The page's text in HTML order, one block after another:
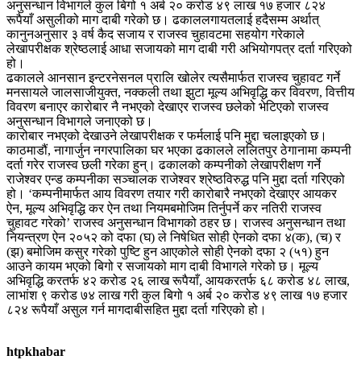
अनुसन्धान विभागले कुल बिगो १ अर्ब २० करोड ४९ लाख १७ हजार ८२४
रूपैयाँ असुलीको माग दाबी गरेको छ। ढकाललगायतलाई हदैसम्म अर्थात्
कानुनअनुसार ३ वर्ष कैद सजाय र राजस्व चुहावटमा सहयोग गरेकाले
लेखापरीक्षक श्रेष्ठलाई आधा सजायको माग दाबी गरी अभियोगपत्र दर्ता गरिएको
हो।
ढकालले आनसान इन्टरनेसनल प्रालि खोलेर त्यसैमार्फत राजस्व चुहावट गर्ने
मनसायले जालसाजीयुक्त, नक्कली तथा झुटा मूल्य अभिवृद्धि कर विवरण, वित्तीय
विवरण बनाएर कारोबार नै नभएको देखाएर राजस्व छलेको भेटिएको राजस्व
अनुसन्धान विभागले जनाएको छ।
कारोबार नभएको देखाउने लेखापरीक्षक र फर्मलाई पनि मुद्दा चलाइएको छ।
काठमाडौं, नागार्जुन नगरपालिका घर भएका ढकालले ललितपुर ठेगानामा कम्पनी
दर्ता गरेर राजस्व छली गरेका हुन्। ढकालको कम्पनीको लेखापरीक्षण गर्ने
राजेश्वर एन्ड कम्पनीका सञ्चालक राजेश्वर श्रेष्ठविरुद्ध पनि मुद्दा दर्ता गरिएको
हो। ‘कम्पनीमार्फत आय विवरण तयार गरी कारोबारै नभएको देखाएर आयकर
ऐन, मूल्य अभिवृद्धि कर ऐन तथा नियमबमोजिम तिर्नुपर्ने कर नतिरी राजस्व
चुहावट गरेको’ राजस्व अनुसन्धान विभागको ठहर छ। राजस्व अनुसन्धान तथा
नियन्त्रण ऐन २०५२ को दफा (घ) ले निषेधित सोही ऐनको दफा ४(क), (च) र
(झ) बमोजिम कसुर गरेको पुष्टि हुन आएकोले सोही ऐनको दफा २ (५१) हुन
आउने कायम भएको बिगो र सजायको माग दाबी विभागले गरेको छ। मूल्य
अभिवृद्धि करतर्फ ४२ करोड २६ लाख रूपैयाँ, आयकरतर्फ ६८ करोड ४८ लाख,
लाभांश ९ करोड ७४ लाख गरी कुल बिगो १ अर्ब २० करोड ४९ लाख १७ हजार
८२४ रूपैयाँ असुल गर्न मागदाबीसहित मुद्दा दर्ता गरिएको हो।
htpkhabar